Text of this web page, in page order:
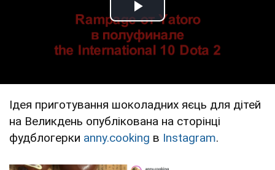
Play Video
Ідея приготування шоколадних яєць для дітей
на Великдень опублікована на сторінці
фудблогерки anny.cooking в Instagram.